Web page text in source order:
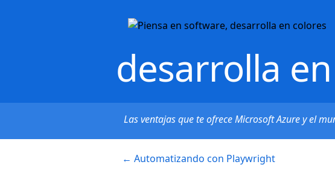
desarrolla
Las ventajas que te ofrece Microsoft Azure y el
← Automatizando con Playwright